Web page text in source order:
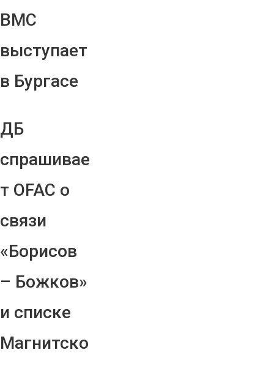
ВМС
выступает
в Бургасе
ДБ
спрашивае
т OFAC о
связи
«Борисов
– Божков»
и списке
Магнитско